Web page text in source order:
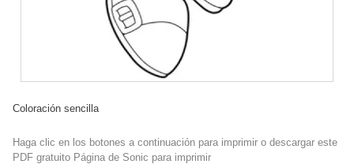
Coloración sencilla
Haga clic en los botones a continuación para imprimir o descargar este
PDF gratuito Página de Sonic para imprimir